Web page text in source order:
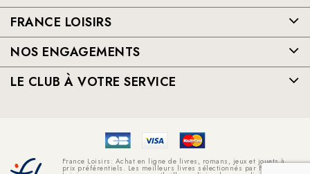
FRANCE LOISIRS
NOS ENGAGEMENTS
LE CLUB À VOTRE SERVICE
France Loisirs: Achat en ligne de livres, romans, jeux et jouets à
prix préférentiels. Les meilleurs livres sélectionnés par France